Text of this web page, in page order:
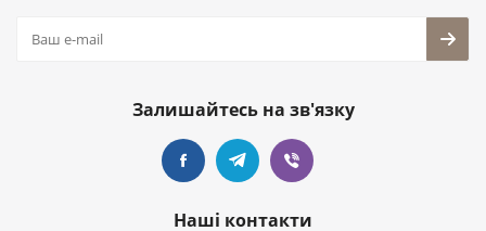
Залишайтесь на зв'язку
Наші контакти